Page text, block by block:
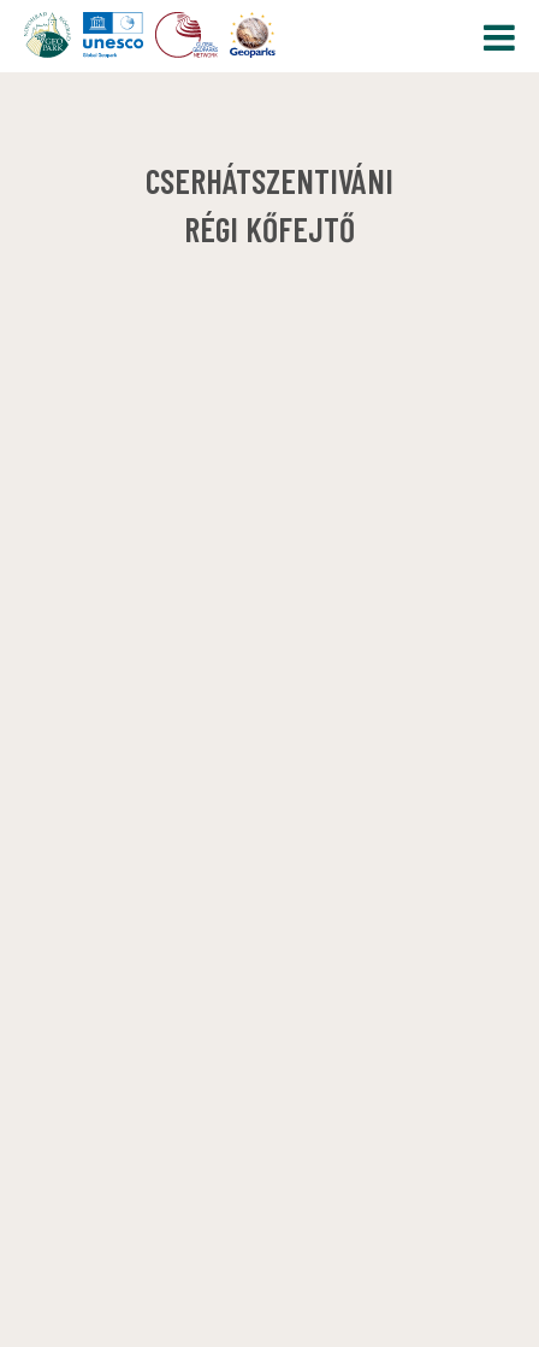
CSERHÁTSZENTIVÁNI
RÉGI KŐFEJTŐ